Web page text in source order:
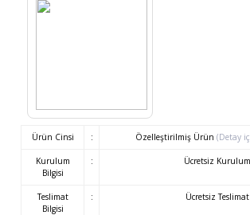
Ürün Cinsi : Özelleştirilmiş Ürün (Detay
Kurulum
Bilgisi
: Ücretsiz Kurulum
Teslimat
Bilgisi
: Ücretsiz Teslimat